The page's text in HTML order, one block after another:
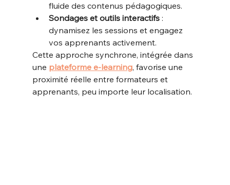
fluide des contenus pédagogiques.
Sondages et outils interactifs :
dynamisez les sessions et engagez
vos apprenants activement.
Cette approche synchrone, intégrée dans
une plateforme e-learning, favorise une
proximité réelle entre formateurs et
apprenants, peu importe leur localisation.